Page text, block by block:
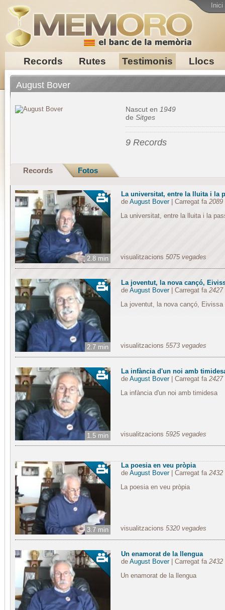
Records Rutes Testimonis Llocs
Inici
August Bover
Nascut en 1949
de Sitges
9 Records
Records Fotos
2.8 min
La universitat, entre la lluita i la
de August Bover| Carregat fa 2089
La universitat, entre la lluita i la
visualitzacions 5075 vegades
2.7 min
La joventut, la nova cançó,
de August Bover| Carregat fa 2427
La joventut, la nova cançó,
visualitzacions 5573 vegades
1.5 min
La infància d'un noi amb
de August Bover| Carregat fa 2427
La infància d'un noi amb timidesa
visualitzacions 5925 vegades
3.7 min
La poesia en veu pròpia
de August Bover| Carregat fa 2432
La poesia en veu pròpia
visualitzacions 5320 vegades
Un enamorat de la llengua
de August Bover| Carregat fa 2432
Un enamorat de la llengua